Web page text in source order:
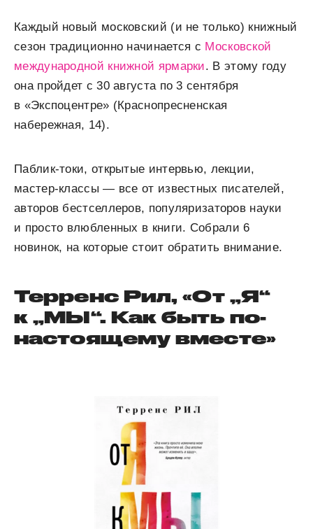
Каждый новый московский (и не только) книжный
сезон традиционно начинается с Московской
международной книжной ярмарки. В этому году
она пройдет с 30 августа по 3 сентября
в «Экспоцентре» (Краснопресненская
набережная, 14).
Паблик-токи, открытые интервью, лекции,
мастер-классы — все от известных писателей,
авторов бестселлеров, популяризаторов науки
и просто влюбленных в книги. Собрали 6
новинок, на которые стоит обратить внимание.
Терренс Рил, «От „Я“
к „МЫ“. Как быть по-
настоящему вместе»